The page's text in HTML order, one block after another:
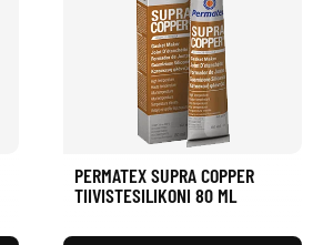
PERMATEX SUPRA COPPER
TIIVISTESILIKONI 80 ML